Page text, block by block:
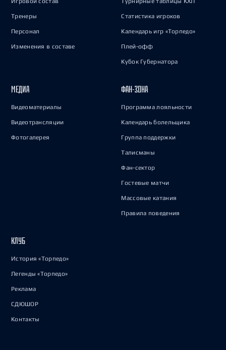
Тренеры
Персонал
Изменения в составе
Статистика игроков
Календарь игр «Торпедо»
Плей-офф
Кубок Губернатора
МЕДИА
Видеоматериалы
Видеотрансляции
Фотогалерея
ФАН-ЗОНА
Программа лояльности
Календарь болельщика
Группа поддержки
Талисманы
Фан-сектор
Гостевые матчи
Массовые катания
Правила поведения
КЛУБ
История «Торпедо»
Легенды «Торпедо»
Реклама
СДЮШОР
Контакты